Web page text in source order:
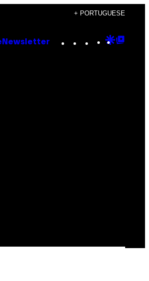
+ PORTUGUESE
Newsletter Instagram
TikTok
YouTube
Google